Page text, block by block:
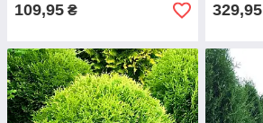
109,95 ₴ 329,95